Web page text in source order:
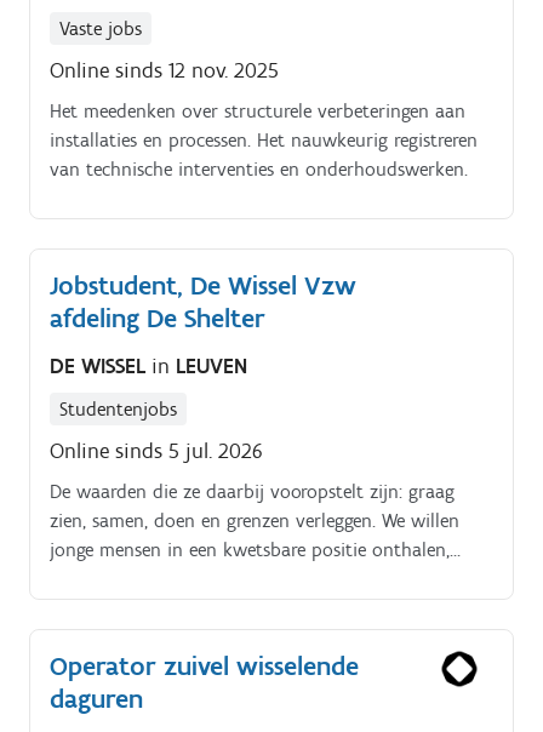
Vaste jobs
Online sinds 12 nov. 2025
Het meedenken over structurele verbeteringen aan
installaties en processen. Het nauwkeurig registreren
van technische interventies en onderhoudswerken.
Jobstudent, De Wissel Vzw
afdeling De Shelter
DE WISSEL in LEUVEN
Studentenjobs
Online sinds 5 jul. 2026
De waarden die ze daarbij vooropstelt zijn: graag
zien, samen, doen en grenzen verleggen. We willen
jonge mensen in een kwetsbare positie onthalen,
Leuven) zoeken we.
Operator zuivel wisselende
daguren